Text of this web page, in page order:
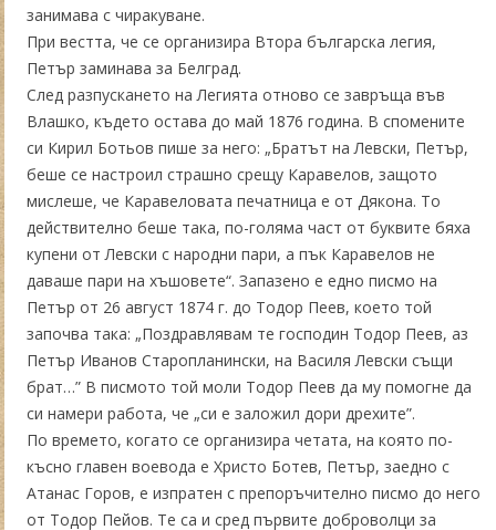
занимава с чиракуване.
При вестта, че се организира Втора българска легия,
Петър заминава за Белград.
След разпускането на Легията отново се завръща във
Влашко, където остава до май 1876 година. В спомените
си Кирил Ботьов пише за него: „Братът на Левски, Петър,
беше се настроил страшно срещу Каравелов, защото
мислеше, че Каравеловата печатница е от Дякона. То
действително беше така, по-голяма част от буквите бяха
купени от Левски с народни пари, а пък Каравелов не
даваше пари на хъшовете“. Запазено е едно писмо на
Петър от 26 август 1874 г. до Тодор Пеев, което той
започва така: „Поздравлявам те господин Тодор Пеев, аз
Петър Иванов Старопланински, на Василя Левски същи
брат…” В писмото той моли Тодор Пеев да му помогне да
си намери работа, че „си е заложил дори дрехите”.
По времето, когато се организира четата, на която по-
късно главен воевода е Христо Ботев, Петър, заедно с
Атанас Горов, е изпратен с препоръчително писмо до него
от Тодор Пейов. Те са и сред първите доброволци за